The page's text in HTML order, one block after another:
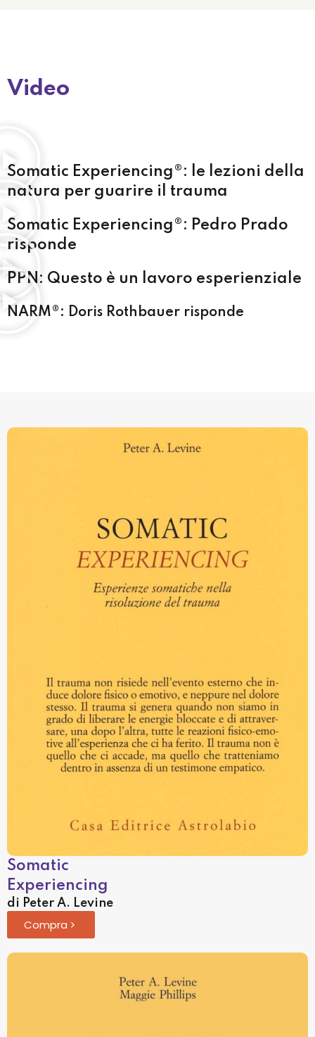
Video
Somatic Experiencing®: le lezioni della
natura per guarire il trauma
Somatic Experiencing®: Pedro Prado
risponde
PPN: Questo è un lavoro esperienziale
NARM®: Doris Rothbauer risponde
Somatic
Experiencing
di Peter A. Levine
Compra